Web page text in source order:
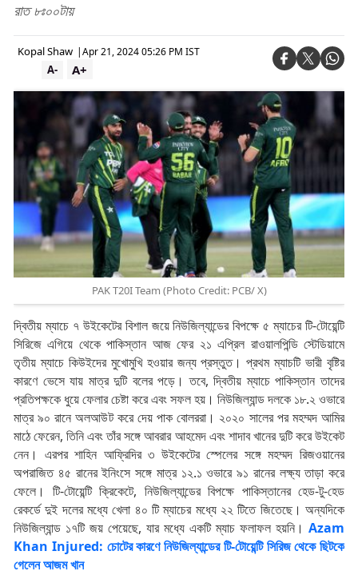
রাত ৮ঃ০০টায়
Kopal Shaw |Apr 21, 2024 05:26 PM IST
A+
A-
PAK T20I Team (Photo Credit: PCB/ X)
দ্বিতীয় ম্যাচে ৭ উইকেটের বিশাল জয়ে নিউজিল্যান্ডের বিপক্ষে ৫ ম্যাচের টি-টোয়েন্টি
সিরিজে এগিয়ে থেকে পাকিস্তান আজ ফের ২১ এপ্রিল রাওয়ালপিন্ডি স্টেডিয়ামে
তৃতীয় ম্যাচে কিউইদের মুখোমুখি হওয়ার জন্য প্রস্তুত। প্রথম ম্যাচটি ভারী বৃষ্টির
কারণে ভেসে যায় মাত্র দুটি বলের পড়ে। তবে, দ্বিতীয় ম্যাচে পাকিস্তান তাদের
প্রতিপক্ষকে ধুয়ে ফেলার চেষ্টা করে এবং সফল হয়। নিউজিল্যান্ড দলকে ১৮.২ ওভারে
মাত্র ৯০ রানে অলআউট করে দেয় পাক বোলররা। ২০২০ সালের পর মহম্মদ আমির
মাঠে ফেরেন, তিনি এবং তাঁর সঙ্গে আবরার আহমেদ এবং শাদাব খানের দুটি করে উইকেট
নেন। এরপর শাহিন আফ্রিদির ৩ উইকেটের স্পেলের সঙ্গে মহম্মদ রিজওয়ানের
অপরাজিত ৪৫ রানের ইনিংসে সঙ্গে মাত্র ১২.১ ওভারে ৯১ রানের লক্ষ্য তাড়া করে
ফেলে। টি-টোয়েন্টি ক্রিকেটে, নিউজিল্যান্ডের বিপক্ষে পাকিস্তানের হেড-টু-হেড
রেকর্ডে দুই দলের মধ্যে খেলা ৪০ টি ম্যাচের মধ্যে ২২ টিতে জিতেছে। অন্যদিকে
নিউজিল্যান্ড ১৭টি জয় পেয়েছে, যার মধ্যে একটি ম্যাচ ফলাফল হয়নি। Azam
Khan Injured: চোটের কারণে নিউজিল্যান্ডের টি-টোয়েন্টি সিরিজ থেকে ছিটকে
গেলেন আজম খান